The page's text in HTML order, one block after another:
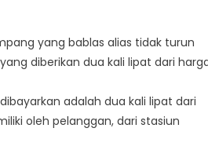
yang bablas alias tidak turun
diberikan dua kali lipat dari
adalah dua kali lipat dari
oleh pelanggan, dari stasiun